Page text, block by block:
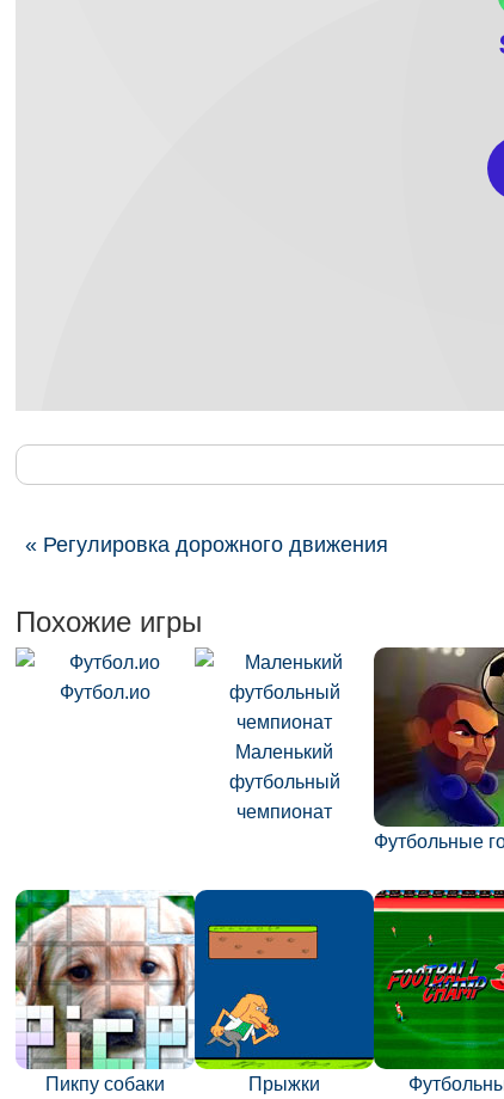
« Регулировка дорожного движения
Похожие игры
Футбол.ио
Маленький
футбольный
чемпионат
Футбольные
Пикпу собаки Прыжки